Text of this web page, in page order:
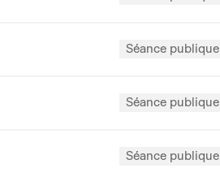
Séance publique
Séance publique
Séance publique